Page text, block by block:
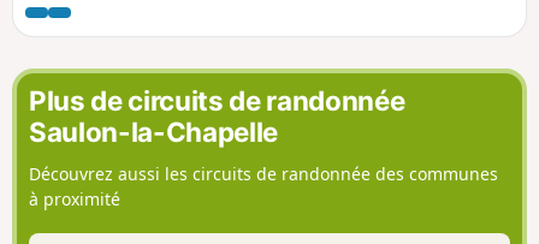
appellation de Dijon et plusieurs vignes ont été plantées ou
bien replantées. C'est aussi l'occasion de faire un circuit
original et de passer d'un vallon à l'autre par des sentiers
moins fréquentés. Il s'agit donc petite randonnée
finalement assez sportive qui est jalonnée d'éléments de
patrimoine, Le Rucher, des cadoles, le Fort de la Motte
Giron, ou bien la très belle Combe Persil et son Jardin des
Poètes, enfin sur le retour la Combe Saint-Joseph et enfin La
Bergerie qui est aussi votre point de départ et d'arrivée.
Plus de circuits de randonnée
Saulon-la-Chapelle
Découvrez aussi les circuits de randonnée des communes
à proximité